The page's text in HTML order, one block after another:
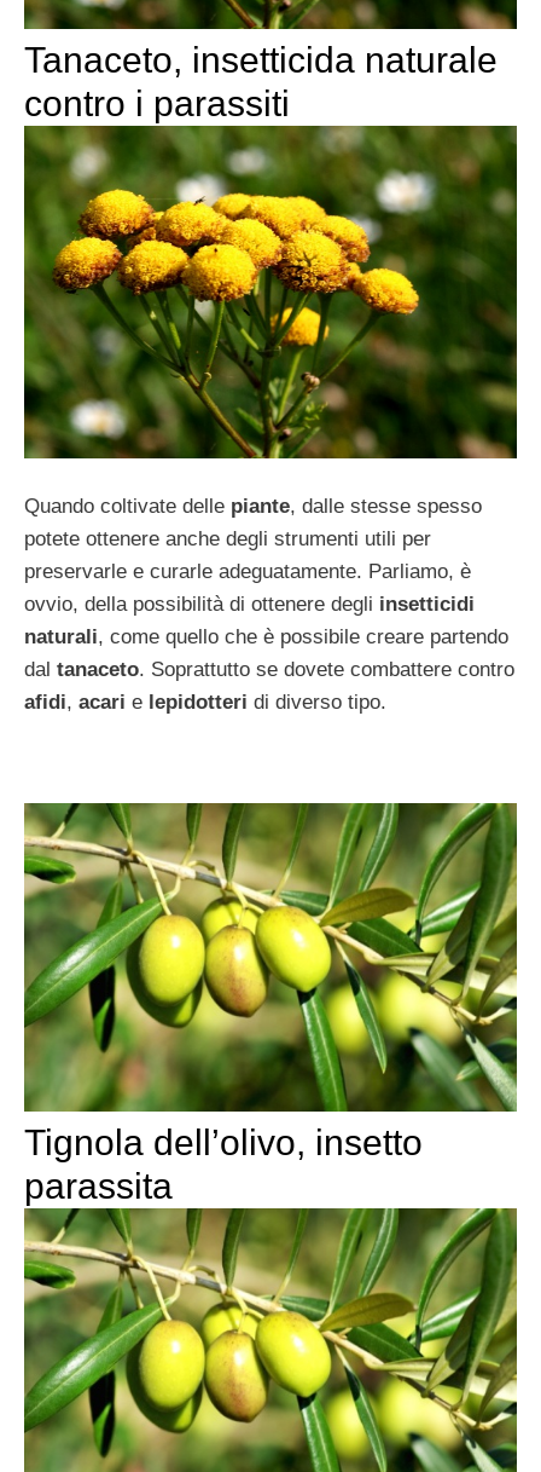
Tanaceto, insetticida naturale
contro i parassiti
Quando coltivate delle piante, dalle stesse spesso
potete ottenere anche degli strumenti utili per
preservarle e curarle adeguatamente. Parliamo, è
ovvio, della possibilità di ottenere degli insetticidi
naturali, come quello che è possibile creare partendo
dal tanaceto. Soprattutto se dovete combattere contro
afidi, acari e lepidotteri di diverso tipo.
Tignola dell’olivo, insetto
parassita